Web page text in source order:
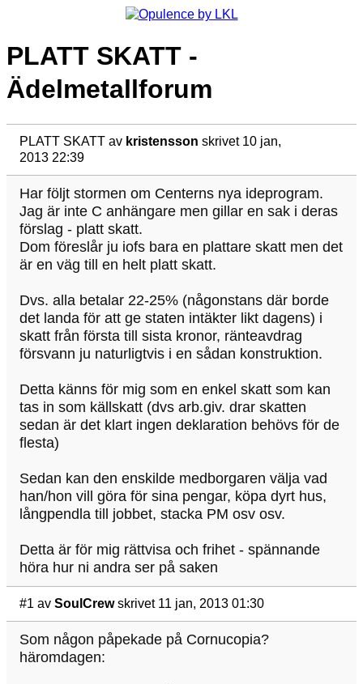
PLATT SKATT -
Ädelmetallforum
PLATT SKATT av kristensson skrivet 10 jan,
2013 22:39
Har följt stormen om Centerns nya ideprogram.
Jag är inte C anhängare men gillar en sak i deras
förslag - platt skatt.
Dom föreslår ju iofs bara en plattare skatt men det
är en väg till en helt platt skatt.
Dvs. alla betalar 22-25% (någonstans där borde
det landa för att ge staten intäkter likt dagens) i
skatt från första till sista kronor, ränteavdrag
försvann ju naturligtvis i en sådan konstruktion.
Detta känns för mig som en enkel skatt som kan
tas in som källskatt (dvs arb.giv. drar skatten
sedan är det klart ingen deklaration behövs för de
flesta)
Sedan kan den enskilde medborgaren välja vad
han/hon vill göra för sina pengar, köpa dyrt hus,
långpendla till jobbet, stacka PM osv osv.
Detta är för mig rättvisa och frihet - spännande
höra hur ni andra ser på saken
#1 av SoulCrew skrivet 11 jan, 2013 01:30
Som någon påpekade på Cornucopia?
häromdagen: